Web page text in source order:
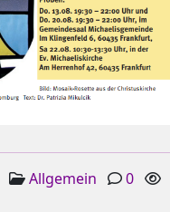
Allgemein
0